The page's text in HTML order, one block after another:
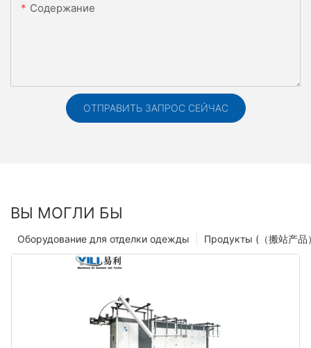
Содержание
ОТПРАВИТЬ ЗАПРОС СЕЙЧАС
ВЫ МОГЛИ БЫ
Продукты (（搬站产品
Оборудование для отделки одежды